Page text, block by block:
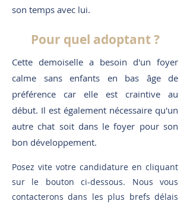
son temps avec lui.
Pour quel adoptant ?
Cette demoiselle a besoin d'un foyer
calme sans enfants en bas âge de
préférence car elle est craintive au
début. Il est également nécessaire qu'un
autre chat soit dans le foyer pour son
bon développement.
Posez vite votre candidature en cliquant
sur le bouton ci-dessous. Nous vous
contacterons dans les plus brefs délais